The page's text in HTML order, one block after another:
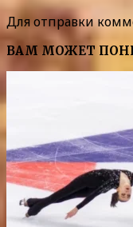
Для отправки
ВАМ МОЖЕТ